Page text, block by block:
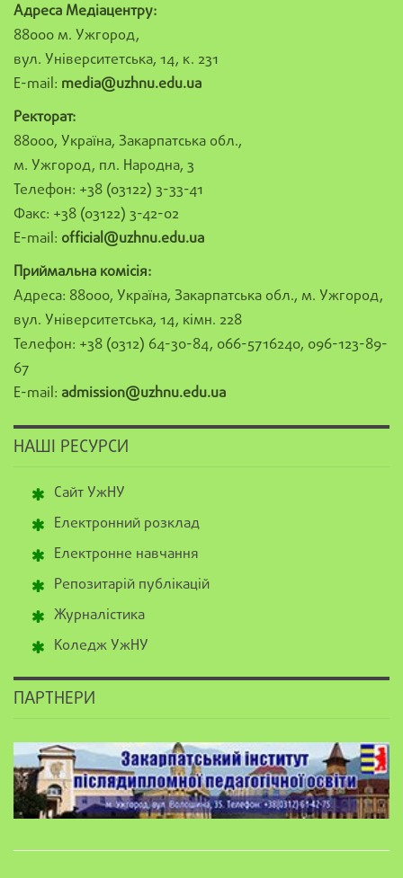
Адреса Медіацентру:
88000 м. Ужгород,
вул. Університетська, 14, к. 231
E-mail: media@uzhnu.edu.ua
Ректорат:
88000, Україна, Закарпатська обл.,
м. Ужгород, пл. Народна, 3
Телефон: +38 (03122) 3-33-41
Факс: +38 (03122) 3-42-02
E-mail: official@uzhnu.edu.ua
Приймальна комісія:
Адреса: 88000, Україна, Закарпатська обл., м. Ужгород,
вул. Університетська, 14, кімн. 228
Телефон: +38 (0312) 64-30-84, 066-5716240, 096-123-89-
67
E-mail: admission@uzhnu.edu.ua
НАШІ РЕСУРСИ
Сайт УжНУ
Електронний розклад
Електронне навчання
Репозитарій публікацій
Журналістика
Коледж УжНУ
ПАРТНЕРИ